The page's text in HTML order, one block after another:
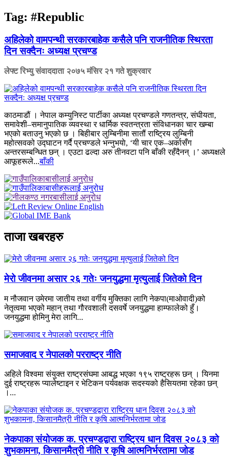
Tag: #Republic
अहिलेको वामपन्थी सरकारबाहेक कसैले पनि राजनीतिक स्थिरता
दिन सक्दैनः अध्यक्ष प्रचण्ड
लेफ्ट रिभ्यु संवाददाता २०७५ मंसिर २१ गते शुक्रवार
काठमाडौं । नेपाल कम्युनिस्ट पार्टीका अध्यक्ष प्रचण्डले गणतन्त्र, संघीयता,
समावेशी–समानुपातिक व्यवस्था र धार्मिक स्वतन्त्रता संविधानका चार खम्बा
भएकाे बताउनु भएकाे छ । बिहीबार लुम्बिनीमा सातौं राष्ट्रिय लुम्बिनी
महोत्सवको उद्घाटन गर्दै प्रचण्डले भन्नुभयाे, ‘यी चार एक–अर्कासँग
अन्तरसम्बन्धित छन् । एउटा ढल्दा अरु तीनवटा पनि बाँकी रहँदैनन् ।’ अध्यक्षले
आफूहरूले...बाँकी
ताजा खबरहरु
मेरो जीवनमा असार २६ गतेः जनयुद्धमा मृत्युलाई जितेको दिन
म नौजवान उमेरमा जातीय तथा वर्गीय मुक्तिका लागि नेकपा(माओवादी)को
नेतृत्वमा भएको महान् तथा गौरवशाली दसवर्षे जनयुद्धमा हाम्फालेको हुँ।
जनयुद्धमा होमिनु मेरा लागि...
समाजवाद र नेपालको परराष्ट्र नीति
अहिले विश्वमा संयुक्त राष्ट्रसंघमा आबद्ध भएका १९५ राष्ट्रहरू छन् । यिनमा
दुई राष्ट्रहरू प्यालेष्टाइन र भेटिकन पर्यवक्षक सदस्यको हैसियतमा रहेका छन्
।...
नेकपाका संयोजक क. प्रचण्डद्वारा राष्ट्रिय धान दिवस २०८३ को
शुभकामना, किसानमैत्री नीति र कृषि आत्मनिर्भरतामा जोड